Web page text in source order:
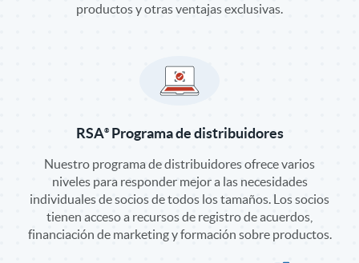
productos y otras ventajas exclusivas.
RSA Programa de distribuidores
Nuestro programa de distribuidores ofrece varios
niveles para responder mejor a las necesidades
individuales de socios de todos los tamaños. Los socios
tienen acceso a recursos de registro de acuerdos,
financiación de marketing y formación sobre productos.